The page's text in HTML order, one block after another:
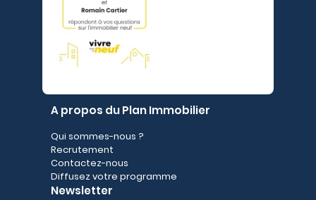
A propos du Plan Immobilier
Qui sommes-nous ?
Recrutement
Contactez-nous
Diffusez votre programme
Newsletter